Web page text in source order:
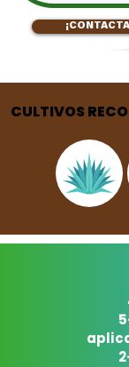
CULTIVOS